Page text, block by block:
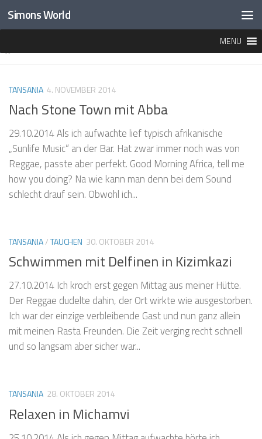
Unter dem Inhalt
Simons World
MENU
TANSANIA 4. NOVEMBER 2014
Nach Stone Town mit Abba
29.10.2014 Als ich aufwachte lief typisch afrikanische
„Sunlife Music“ an der Bar. Hat zwar immer noch was von
Reggae, passte aber perfekt. Good Morning Africa, tell me
how you doing? Na wie kann man denn bei dem Sound
schlecht drauf sein. Obwohl ich...
TANSANIA/TAUCHEN 30. OKTOBER 2014
Schwimmen mit Delfinen in Kizimkazi
27.10.2014 Ich kroch erst gegen Mittag aus meiner Hütte.
Der Reggae dudelte dahin, der Ort wirkte wie ausgestorben.
Ich war der einzige verbleibende Gast und nun ganz allein
mit meinen Rasta Freunden. Die Zeit verging recht schnell
und so langsam aber sicher war...
TANSANIA 28. OKTOBER 2014
Relaxen in Michamvi